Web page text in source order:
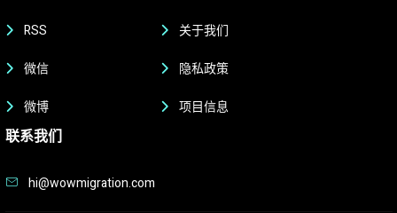
RSS
微信
微博
关于我们
隐私政策
项目信息
联系我们
hi@wowmigration.com